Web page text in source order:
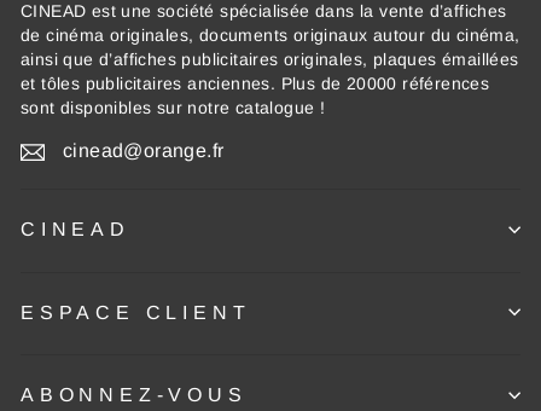
CINEAD est une société spécialisée dans la vente d’affiches
de cinéma originales, documents originaux autour du cinéma,
ainsi que d’affiches publicitaires originales, plaques émaillées
et tôles publicitaires anciennes. Plus de 20000 références
sont disponibles sur notre catalogue !
cinead@orange.fr
CINEAD
ESPACE CLIENT
ABONNEZ-VOUS